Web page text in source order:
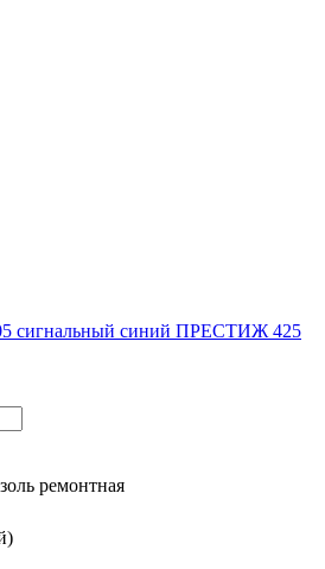
сигнальный синий ПРЕСТИЖ 425
ремонтная